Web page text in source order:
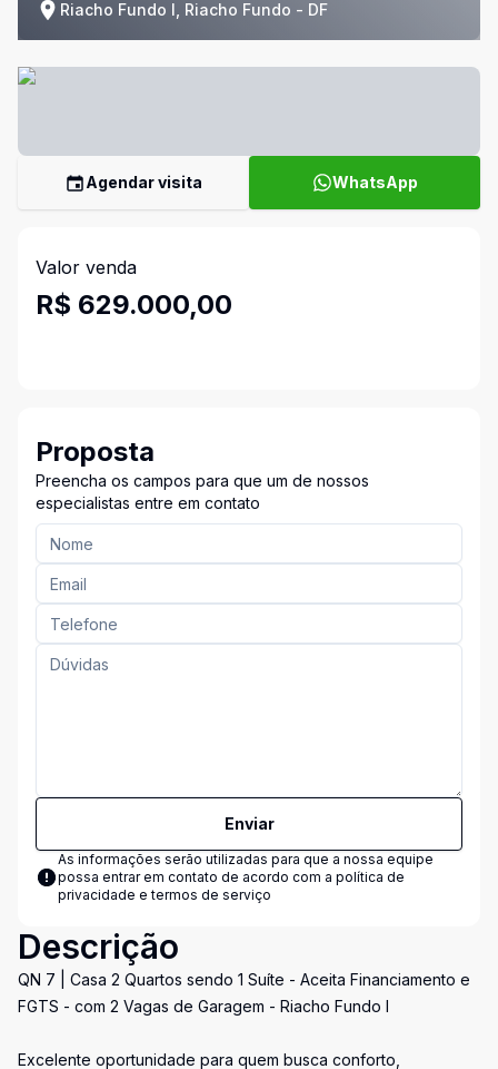
Riacho Fundo I, Riacho Fundo - DF
Agendar visita WhatsApp
Valor venda
R$ 629.000,00
Proposta
Preencha os campos para que um de nossos
especialistas entre em contato
Enviar
As informações serão utilizadas para que a nossa equipe
possa entrar em contato de acordo com a política de
privacidade e termos de serviço
Descrição
QN 7 | Casa 2 Quartos sendo 1 Suíte - Aceita Financiamento e
FGTS - com 2 Vagas de Garagem - Riacho Fundo I
Excelente oportunidade para quem busca conforto,